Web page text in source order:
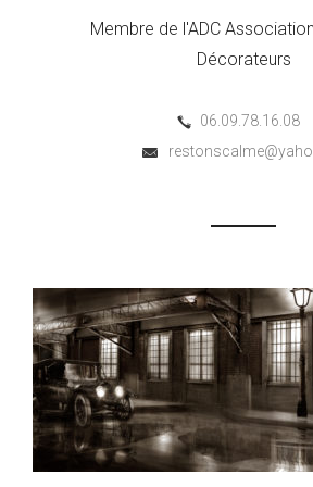
Membre de l'ADC
Décorateurs
06.09.78.16.08